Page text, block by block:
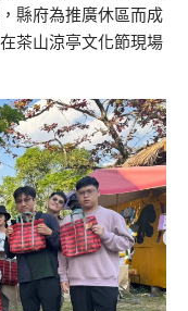
縣府為推廣休區而成
茶山涼亭文化節現場